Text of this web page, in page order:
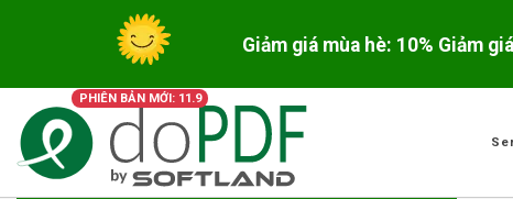
Giảm giá mùa hè: 10% Giảm
PHIÊN BẢN MỚI: 11.9